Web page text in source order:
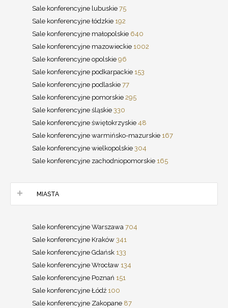
Sale konferencyjne lubuskie 75
Sale konferencyjne łódzkie 192
Sale konferencyjne małopolskie 640
Sale konferencyjne mazowieckie 1002
Sale konferencyjne opolskie 96
Sale konferencyjne podkarpackie 153
Sale konferencyjne podlaskie 77
Sale konferencyjne pomorskie 295
Sale konferencyjne śląskie 330
Sale konferencyjne świętokrzyskie 48
Sale konferencyjne warmińsko-mazurskie 167
Sale konferencyjne wielkopolskie 304
Sale konferencyjne zachodniopomorskie 165
MIASTA
Sale konferencyjne Warszawa 704
Sale konferencyjne Kraków 341
Sale konferencyjne Gdańsk 133
Sale konferencyjne Wrocław 134
Sale konferencyjne Poznań 151
Sale konferencyjne Łódź 100
Sale konferencyjne Zakopane 87